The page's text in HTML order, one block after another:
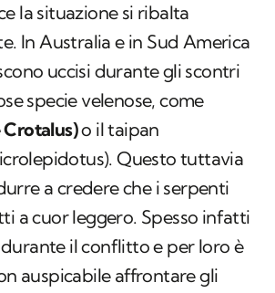
la situazione si ribalta
In Australia e in Sud America
uccisi durante gli scontri
specie velenose, come
o il taipan
Questo tuttavia
a credere che i serpenti
a cuor leggero. Spesso infatti
il conflitto e per loro è
auspicabile affrontare gli